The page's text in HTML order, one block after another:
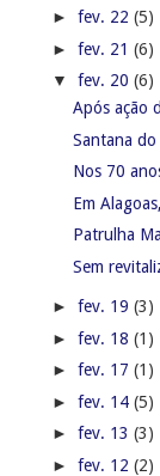
► fev. 22 (5)
► fev. 21 (6)
▼ fev. 20 (6)
Após ação
Santana
Nos 70
Em
Patrulha
Sem
► fev. 19 (3)
► fev. 18 (1)
► fev. 17 (1)
► fev. 14 (5)
► fev. 13 (3)
► fev. 12 (2)